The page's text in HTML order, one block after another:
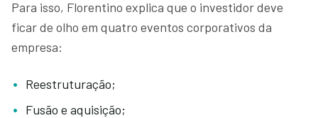
Para isso, Florentino explica que o investidor deve
ficar de olho em quatro eventos corporativos da
empresa:
Reestruturação;
Fusão e aquisição;